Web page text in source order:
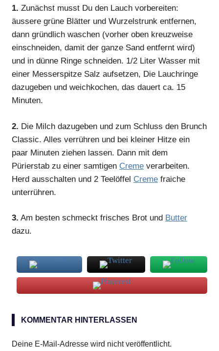
1. Zunächst musst Du den Lauch vorbereiten:
äussere grüne Blätter und Wurzelstrunk entfernen,
dann gründlich waschen (vorher oben kreuzweise
einschneiden, damit der ganze Sand entfernt wird)
und in dünne Ringe schneiden. 1/2 Liter Wasser mit
einer Messerspitze Salz aufsetzen, Die Lauchringe
dazugeben und weichkochen, das dauert ca. 15
Minuten.
2. Die Milch dazugeben und zum Schluss den Brunch
Classic. Alles verrühren und bei kleiner Hitze ein
paar Minuten ziehen lassen. Dann mit dem
Pürierstab zu einer samtigen Creme verarbeiten.
Herd ausschalten und 2 Teelöffel Creme fraiche
unterrühren.
3. Am besten schmeckt frisches Brot und Butter
dazu.
fraiche
KOMMENTAR HINTERLASSEN
Deine E-Mail-Adresse wird nicht veröffentlicht.